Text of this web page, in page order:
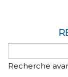
Recherche